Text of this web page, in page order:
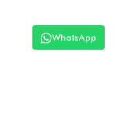
WhatsApp